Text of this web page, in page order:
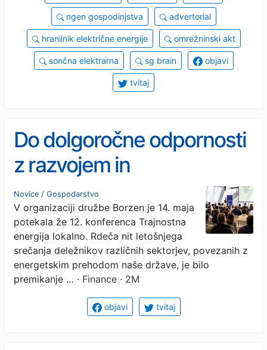
ngen gospodinjstva advertorial
hranilnik električne energije omrežninski akt
sončna elektrarna sg brain objavi
tvitaj
Do dolgoročne odpornosti
z razvojem in
sodelovanjem
Novice / Gospodarstvo
V organizaciji družbe Borzen je 14. maja
potekala že 12. konferenca Trajnostna
energija lokalno. Rdeča nit letošnjega
srečanja deležnikov različnih sektorjev, povezanih z
energetskim prehodom naše države, je bilo
premikanje … · Finance · 2M
objavi tvitaj